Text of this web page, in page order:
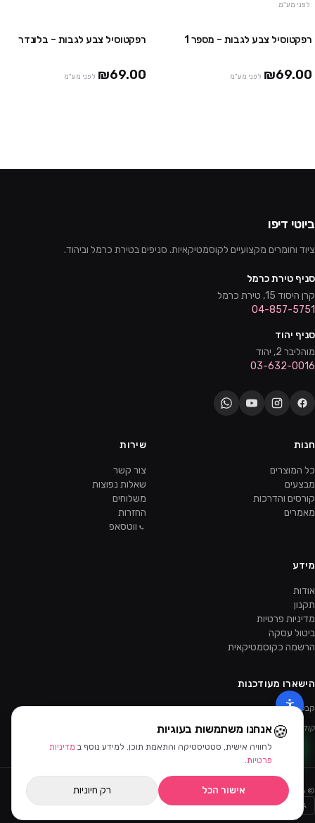
לפני מע"מ
רפקטוסיל צבע לגבות – מספר 1
₪69.00 לפני מע"מ
רפקטוסיל צבע לגבות – בלונדר
₪69.00 לפני מע"מ
ביוטי דיפו
ציוד וחומרים מקצועיים לקוסמטיקאיות. סניפים בטירת כרמל וביהוד.
סניף טירת כרמל
קרן היסוד 15, טירת כרמל
04-857-5751
סניף יהוד
מוהליבר 2, יהוד
03-632-0016
חנות
כל המוצרים
מבצעים
קורסים והדרכות
מאמרים
שירות
צור קשר
שאלות נפוצות
משלוחים
החזרות
ווטסאפ
מידע
אודות
תקנון
מדיניות פרטיות
ביטול עסקה
הרשמה כקוסמטיקאית
הישארו מעודכנות
קבלו מבצעים ומוצרים חדשים קודם.
קוד ההטמעה של הניוזלטר יתווסף מהאדמין.
©
2026
ביוטי דיפו · כל הזכויות שמורות
VISA
MASTERCARD
AMEX
PayPal
Bit
🍪אנחנו משתמשות בעוגיות
לחוויה אישית, סטטיסטיקה והתאמת תוכן. למידע נוסף ב מדיניות
פרטיות.
אישור הכל רק חיוניות